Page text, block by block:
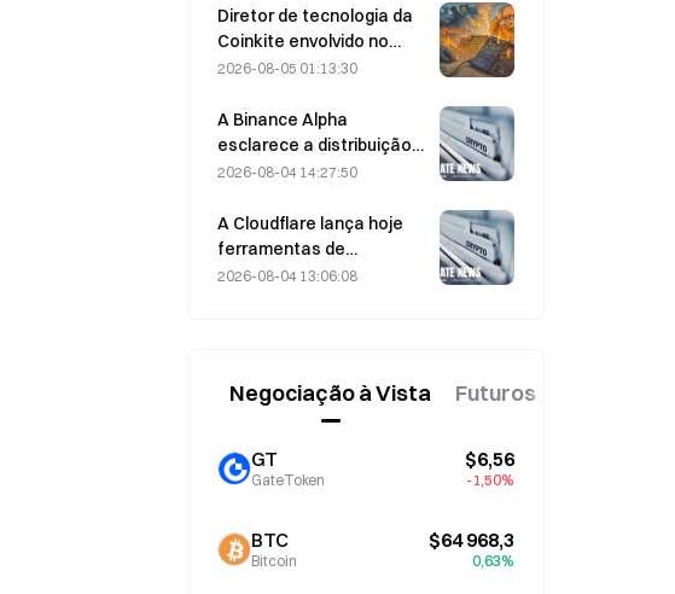
a 0.
Diretor de tecnologia da
Coinkite envolvido no
incidente relacionado
na Coldcard, que
desencadeou quatro
ondas de ataques e
dólares
2026-08-05 01:13:30
A Binance Alpha
esclarece a distribuição
das recompensas da
enviadas
automaticamente aos
detentores de carteiras;
2026-08-04 14:27:50
A Cloudflare lança hoje
ferramentas de
identidade e carteiras
2026-08-04 13:06:08
Negociação à Vista Futuros
GT
GateToken
$6,56
-1,50%
BTC
Bitcoin
$64 968,3
0,63%